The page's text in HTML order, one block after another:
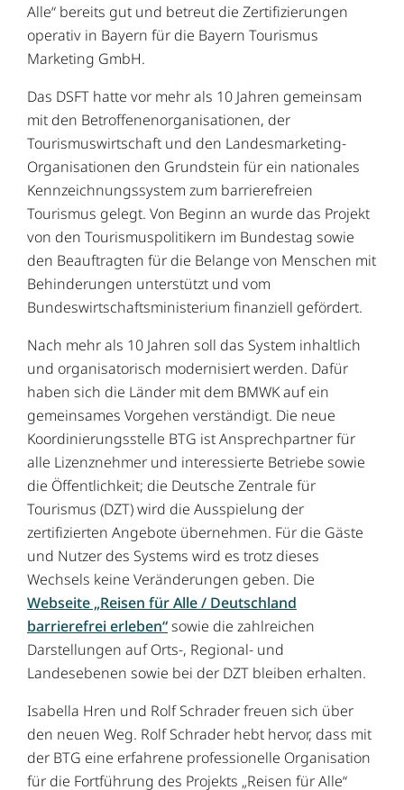
Alle“ bereits gut und betreut die Zertifizierungen
operativ in Bayern für die Bayern Tourismus
Marketing GmbH.
Das DSFT hatte vor mehr als 10 Jahren gemeinsam
mit den Betroffenenorganisationen, der
Tourismuswirtschaft und den Landesmarketing-
Organisationen den Grundstein für ein nationales
Kennzeichnungssystem zum barrierefreien
Tourismus gelegt. Von Beginn an wurde das Projekt
von den Tourismuspolitikern im Bundestag sowie
den Beauftragten für die Belange von Menschen mit
Behinderungen unterstützt und vom
Bundeswirtschaftsministerium finanziell gefördert.
Nach mehr als 10 Jahren soll das System inhaltlich
und organisatorisch modernisiert werden. Dafür
haben sich die Länder mit dem BMWK auf ein
gemeinsames Vorgehen verständigt. Die neue
Koordinierungsstelle BTG ist Ansprechpartner für
alle Lizenznehmer und interessierte Betriebe sowie
die Öffentlichkeit; die Deutsche Zentrale für
Tourismus (DZT) wird die Ausspielung der
zertifizierten Angebote übernehmen. Für die Gäste
und Nutzer des Systems wird es trotz dieses
Wechsels keine Veränderungen geben. Die
Webseite „Reisen für Alle / Deutschland
barrierefrei erleben“sowie die zahlreichen
Darstellungen auf Orts-, Regional- und
Landesebenen sowie bei der DZT bleiben erhalten.
Isabella Hren und Rolf Schrader freuen sich über
den neuen Weg. Rolf Schrader hebt hervor, dass mit
der BTG eine erfahrene professionelle Organisation
für die Fortführung des Projekts „Reisen für Alle“